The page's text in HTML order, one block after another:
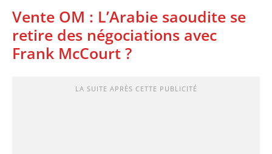
Vente OM : L’Arabie saoudite se
retire des négociations avec
Frank McCourt ?
LA SUITE APRÈS CETTE PUBLICITÉ